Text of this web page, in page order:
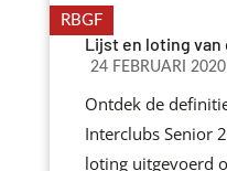
RBGF
Lijst en loting
24 FEBRUARI 2020
Ontdek de
Interclubs Senior
loting uitgevoerd